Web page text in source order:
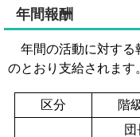
年間報酬
年間の活動に対する
のとおり支給されます
区分 階
団